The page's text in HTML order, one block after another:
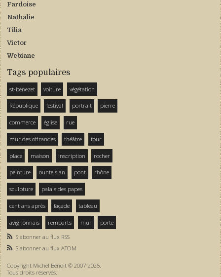
Fardoise
Nathalie
Tilia
Victor
Webiane
Tags populaires
st-bénezet voiture végétation
République festival portrait pierre
commerce église rue
mur des offrandes théâtre tour
place maison inscription rocher
peinture ounte sian pont rhône
sculpture palais des papes
cent ans après façade tableau
avignonnais remparts mur
porte
S'abonner au flux RSS
S'abonner au flux ATOM
Copyright Michel Benoit © 2007-2026.
Tous droits réservés.